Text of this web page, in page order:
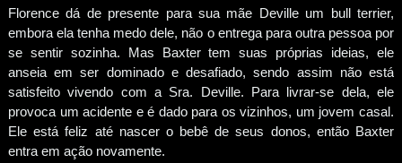
Florence dá de presente para sua mãe Deville um bull terrier,
embora ela tenha medo dele, não o entrega para outra pessoa por
se sentir sozinha. Mas Baxter tem suas próprias ideias, ele
anseia em ser dominado e desafiado, sendo assim não está
satisfeito vivendo com a Sra. Deville. Para livrar-se dela, ele
provoca um acidente e é dado para os vizinhos, um jovem casal.
Ele está feliz até nascer o bebê de seus donos, então Baxter
entra em ação novamente.